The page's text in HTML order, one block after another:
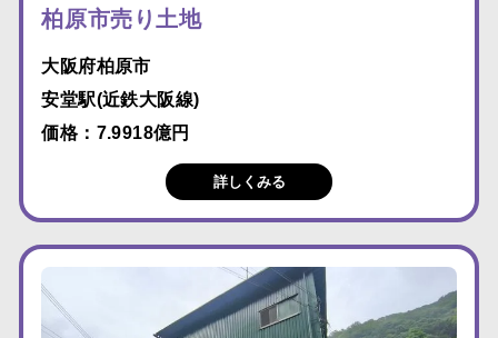
柏原市売り土地
大阪府柏原市
安堂駅(近鉄大阪線)
価格：7.9918億円
詳しくみる